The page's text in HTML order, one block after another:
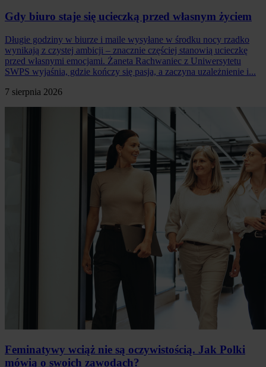
Gdy biuro staje się ucieczką przed własnym życiem
Długie godziny w biurze i maile wysyłane w środku nocy rzadko
wynikają z czystej ambicji – znacznie częściej stanowią ucieczkę
przed własnymi emocjami. Żaneta Rachwaniec z Uniwersytetu
SWPS wyjaśnia, gdzie kończy się pasja, a zaczyna uzależnienie i...
7 sierpnia 2026
Feminatywy wciąż nie są oczywistością. Jak Polki
mówią o swoich zawodach?